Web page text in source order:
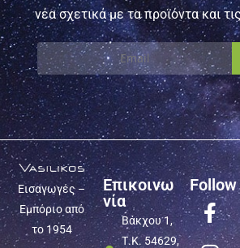
νέα σχετικά με τα προϊόντα και
Εισαγωγές –
Εμπόριο από
το 1954
Επικοινω
νία
Βάκχου 1,
Τ.Κ. 54629,
Follow